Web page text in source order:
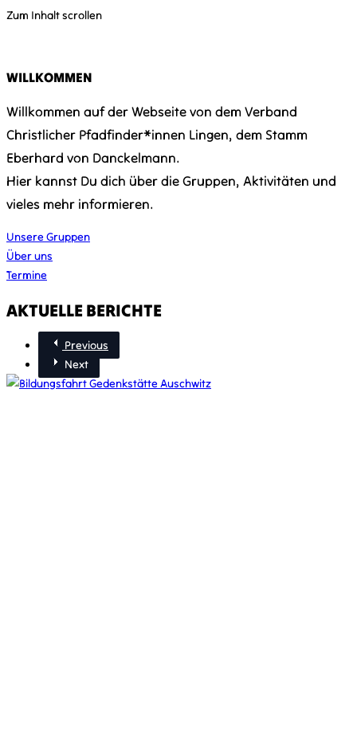
Zum Inhalt scrollen
WILLKOMMEN
Willkommen auf der Webseite von dem Verband
Christlicher Pfadfinder*innen Lingen, dem Stamm
Eberhard von Danckelmann.
Hier kannst Du dich über die Gruppen, Aktivitäten und
vieles mehr informieren.
Unsere Gruppen
Über uns
Termine
AKTUELLE BERICHTE
Previous
Next